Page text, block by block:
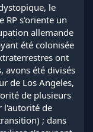
le
RP s'oriente un
allemande
été colonisée
ont
avons été divisés
de Los Angeles,
de plusieurs
l'autorité de
; dans